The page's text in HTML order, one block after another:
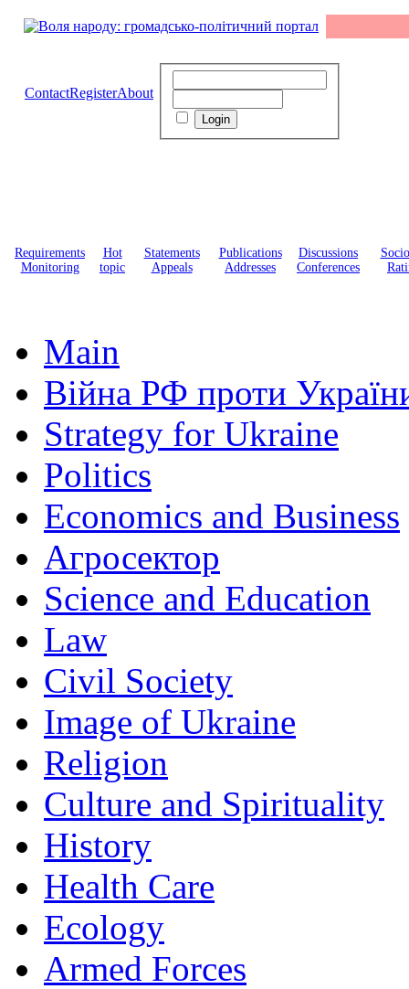
ContactRegisterAbout
Requirements
Monitoring
Hot
topic
Statements
Appeals
Publications
Addresses
Discussions
Conferences
Main
Війна РФ проти
Strategy for Ukraine
Politics
Economics and Business
Агросектор
Science and Education
Law
Civil Society
Image of Ukraine
Religion
Culture and Spirituality
History
Health Care
Ecology
Armed Forces